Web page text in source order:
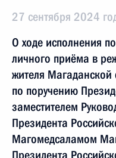
27 сентября 2024
О ходе исполнения
личного приёма в
жителя Магаданской
по поручению
заместителем
Президента
Магомедсаламом
Президента